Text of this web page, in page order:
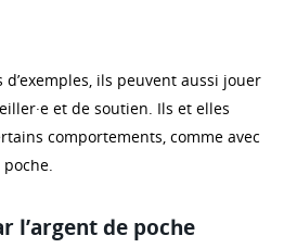
ils peuvent aussi jouer
et de soutien. Ils et elles
comportements, comme avec
l’argent de poche